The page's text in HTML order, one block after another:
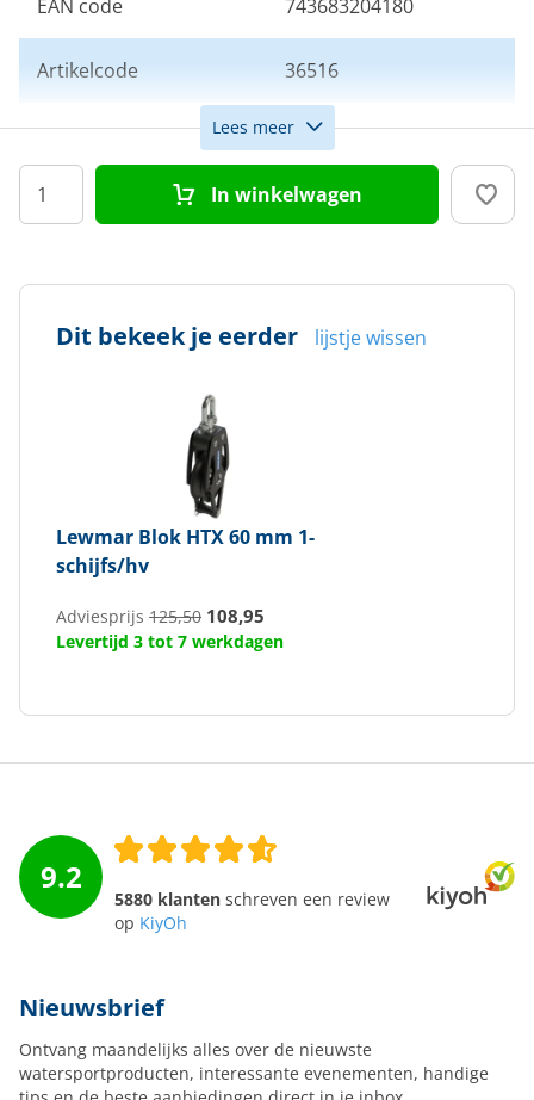
EAN code 743683204180
Artikelcode 36516
Aantal schijven 1
Schijfdiameter (mm) 60
Lees meer
In winkelwagen
Dit bekeek je eerder lijstje wissen
Lewmar Blok HTX 60 mm 1-
schijfs/hv
Adviesprijs 125,50 108,95
Levertijd 3 tot 7 werkdagen
9.2
5880 klanten schreven een review
op KiyOh
Nieuwsbrief
Ontvang maandelijks alles over de nieuwste
watersportproducten, interessante evenementen, handige